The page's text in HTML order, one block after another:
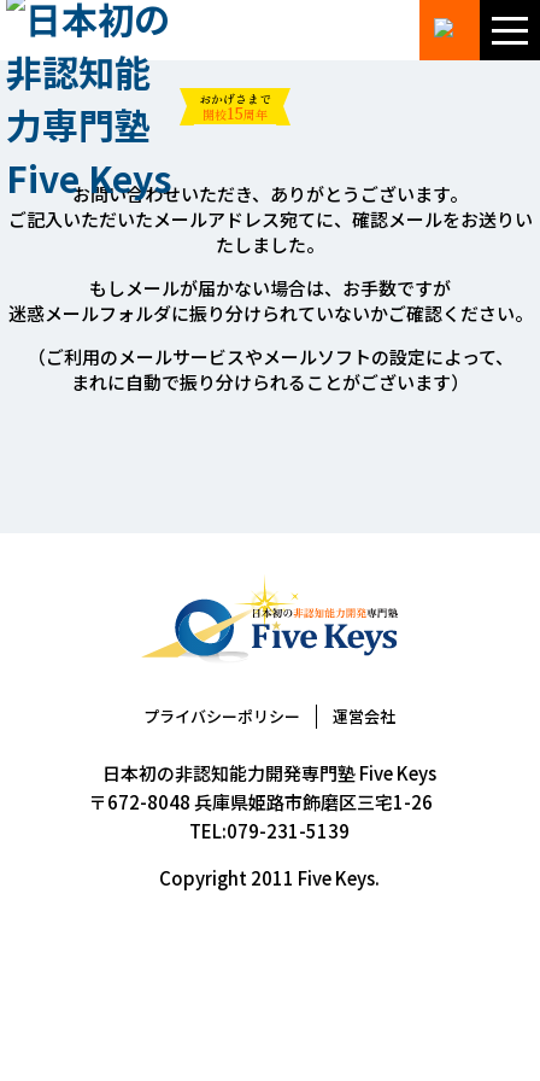
おかげさまで
開校15周年
お問い合わせいただき、ありがとうございます。
ご記入いただいたメールアドレス宛てに、確認メールをお送りい
たしました。
もしメールが届かない場合は、お手数ですが
迷惑メールフォルダに振り分けられていないかご確認ください。
（ご利用のメールサービスやメールソフトの設定によって、
まれに自動で振り分けられることがございます）
プライバシーポリシー 運営会社
日本初の非認知能力開発専門塾 Five Keys
〒672-8048 兵庫県姫路市飾磨区三宅1-26
TEL:079-231-5139
Copyright 2011 Five Keys.